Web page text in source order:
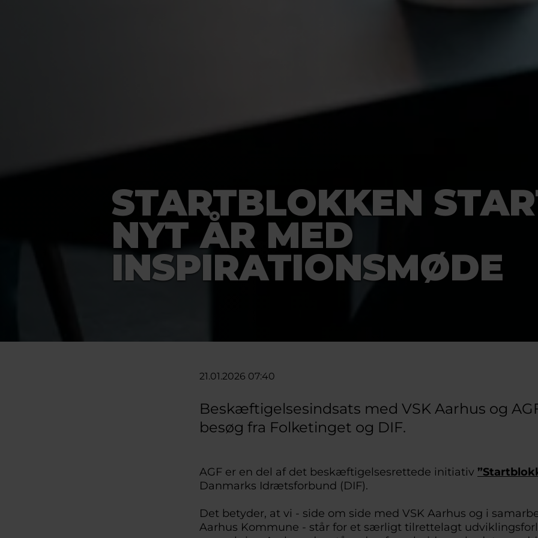
STARTBLOKKEN
NYT ÅR MED
INSPIRATIONSMØDE
21.01.2026 07:40
Beskæftigelsesindsats med VSK Aarhus og
besøg fra Folketinget og DIF.
AGF er en del af det beskæftigelsesrettede initiativ
Danmarks Idrætsforbund (DIF).
Det betyder, at vi - side om side med VSK Aarhus og i
Aarhus Kommune - står for et særligt tilrettelagt